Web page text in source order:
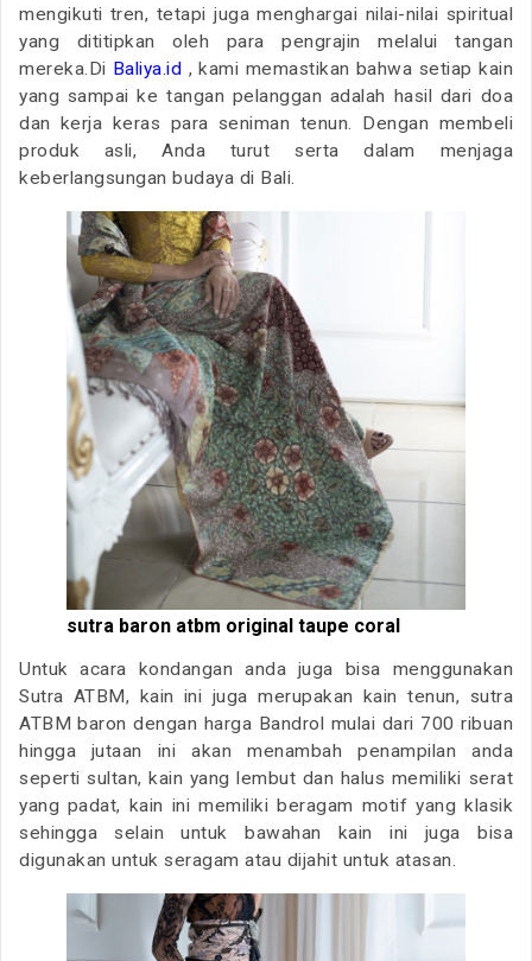
mengikuti tren, tetapi juga menghargai nilai-nilai spiritual
yang dititipkan oleh para pengrajin melalui tangan
mereka.Di Baliya.id , kami memastikan bahwa setiap kain
yang sampai ke tangan pelanggan adalah hasil dari doa
dan kerja keras para seniman tenun. Dengan membeli
produk asli, Anda turut serta dalam menjaga
keberlangsungan budaya di Bali.
sutra baron atbm original taupe coral
Untuk acara kondangan anda juga bisa menggunakan
Sutra ATBM, kain ini juga merupakan kain tenun, sutra
ATBM baron dengan harga Bandrol mulai dari 700 ribuan
hingga jutaan ini akan menambah penampilan anda
seperti sultan, kain yang lembut dan halus memiliki serat
yang padat, kain ini memiliki beragam motif yang klasik
sehingga selain untuk bawahan kain ini juga bisa
digunakan untuk seragam atau dijahit untuk atasan.